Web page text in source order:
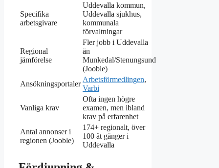
Specifika
arbetsgivare
Uddevalla kommun,
Uddevalla sjukhus,
kommunala
förvaltningar
Regional
jämförelse
Fler jobb i Uddevalla
än
Munkedal/Stenungsund
(Jooble)
Ansökningsportaler
Arbetsförmedlingen,
Varbi
Vanliga krav
Ofta ingen högre
examen, men ibland
krav på erfarenhet
Antal annonser i
regionen (Jooble)
174+ regionalt, över
100 åt gånger i
Uddevalla